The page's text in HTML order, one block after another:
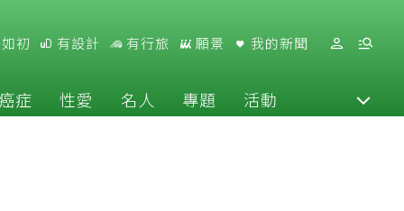
初 有設計 有行旅 願景 我的新聞
症 性愛 名人 專題 活動